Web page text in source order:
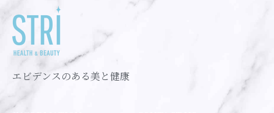
エビデンスのある美と健康